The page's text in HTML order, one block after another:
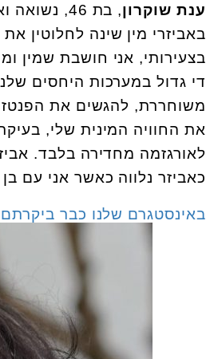
ענת שוקרון
באביזרי מין שינה לחלוטין
בצעירותי, אני חושבת שמין
די גדול במערכות היחסים
משוחררת, להגשים את
את החוויה המינית שלי,
לאורגזמה מחדירה בלבד.
כאביזר נלווה כאשר אני עם בן
באינסטגרם שלנו כבר